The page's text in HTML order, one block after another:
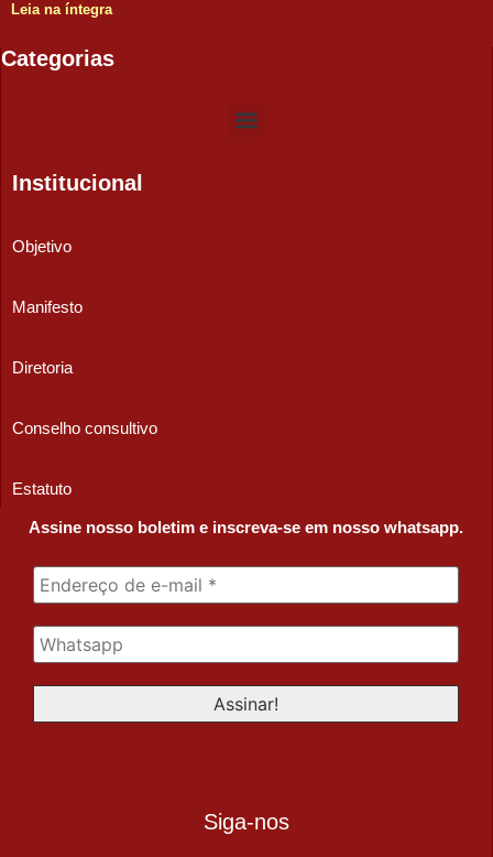
Leia na íntegra
Categorias
Institucional
Objetivo
Manifesto
Diretoria
Conselho consultivo
Estatuto
Assine nosso boletim e inscreva-se em nosso whatsapp.
Siga-nos